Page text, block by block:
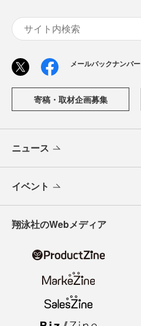
メールバックナンバー
寄稿・取材企画募集
ニュース
イベント
翔泳社のWebメディア